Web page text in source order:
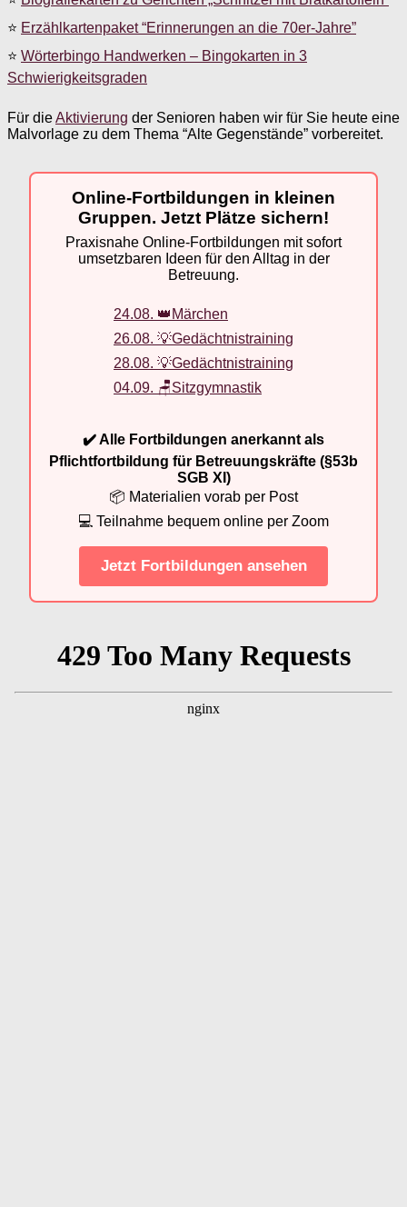
⭐ Erzählkartenpaket “Erinnerungen an die 70er-Jahre”
⭐ Wörterbingo Handwerken – Bingokarten in 3
Schwierigkeitsgraden
Für dieAktivierung der Senioren haben wir für Sie heute eine
Malvorlage zu dem Thema “Alte Gegenstände” vorbereitet.
Online-Fortbildungen in kleinen
Gruppen. Jetzt Plätze sichern!
Praxisnahe Online-Fortbildungen mit sofort
umsetzbaren Ideen für den Alltag in der
Betreuung.
24.08. 👑Märchen
26.08. 💡Gedächtnistraining
28.08. 💡Gedächtnistraining
04.09. 🪑Sitzgymnastik
✔️ Alle Fortbildungen anerkannt als
Pflichtfortbildung für Betreuungskräfte (§53b
SGB XI)
📦 Materialien vorab per Post
💻 Teilnahme bequem online per Zoom
Jetzt Fortbildungen ansehen